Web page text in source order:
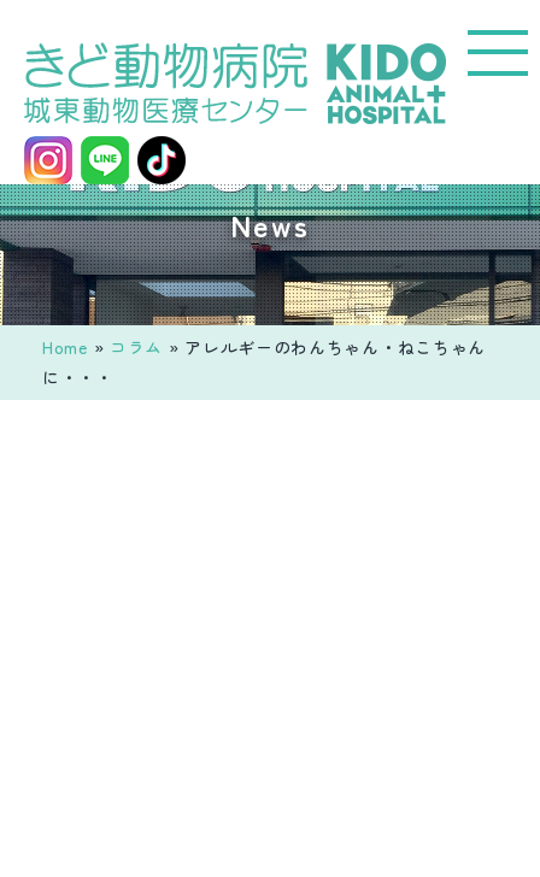
へ
ス
キ
ッ
プ
城
東
動
物
医
セ
News
Home » コラム » アレルギーのわんちゃん・ねこちゃん
に・・・